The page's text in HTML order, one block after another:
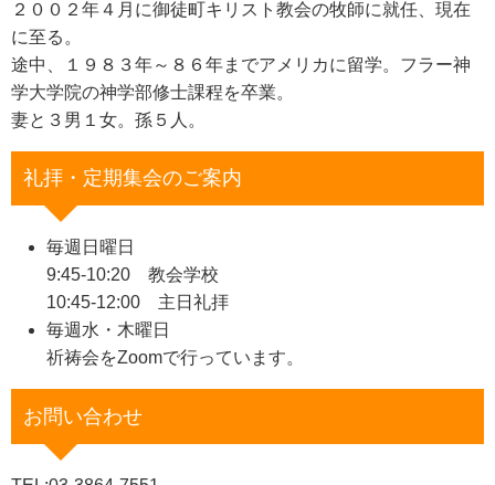
２００２年４月に御徒町キリスト教会の牧師に就任、現在
に至る。
途中、１９８３年～８６年までアメリカに留学。フラー神
学大学院の神学部修士課程を卒業。
妻と３男１女。孫５人。
礼拝・定期集会のご案内
毎週日曜日
9:45-10:20 教会学校
10:45-12:00 主日礼拝
毎週水・木曜日
祈祷会をZoomで行っています。
お問い合わせ